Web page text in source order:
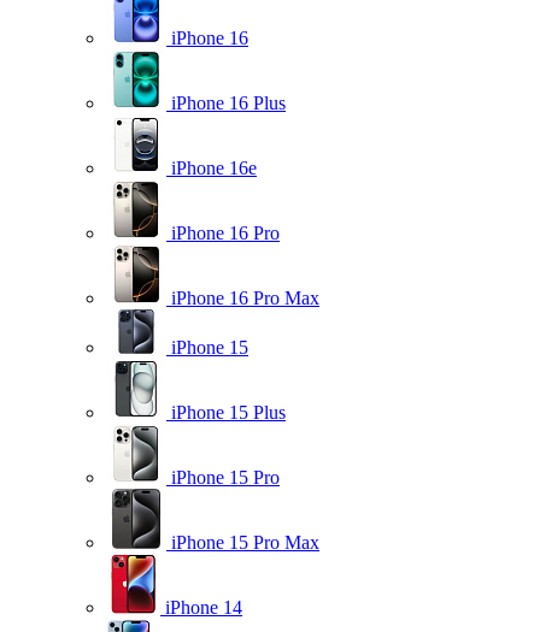
iPhone 16
iPhone 16 Plus
iPhone 16e
iPhone 16 Pro
iPhone 16 Pro Max
iPhone 15
iPhone 15 Plus
iPhone 15 Pro
iPhone 15 Pro Max
iPhone 14